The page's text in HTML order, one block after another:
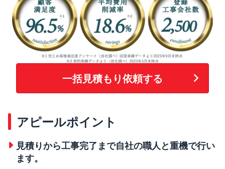
一括見積もり依頼する
アピールポイント
見積りから工事完了まで自社の職人と重機で行い
ます。